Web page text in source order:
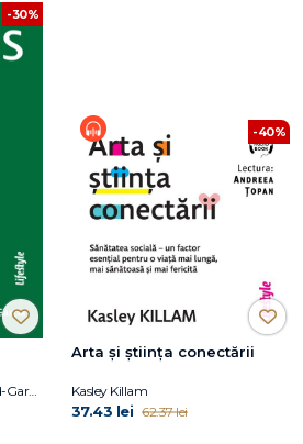
-30%
Alex Jadad M.D., Tamen Jadad-Garcia
-40%
Arta și știința conectării
Kasley Killam
37.43 lei 62.37 lei